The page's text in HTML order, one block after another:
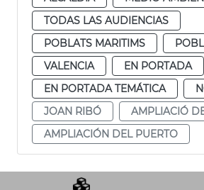
TODAS LAS AUDIENCIAS
POBLATS MARITIMS
VALENCIA
EN PORTADA
EN PORTADA TEMÁTICA
JOAN RIBÓ
AMPLIACIÓ
AMPLIACIÓN DEL PUERTO